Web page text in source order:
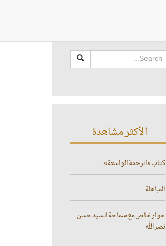
الأكثر مشاهدة
كتاب «الرحمة الواسعة»
المباهلة
حوار خاص مع سماحة السيد حسن
نصر الله